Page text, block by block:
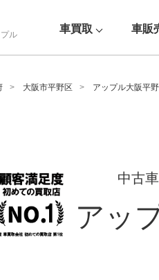
ル
車買取 車販
大阪市平野区 アップル大阪平
中古
アッ